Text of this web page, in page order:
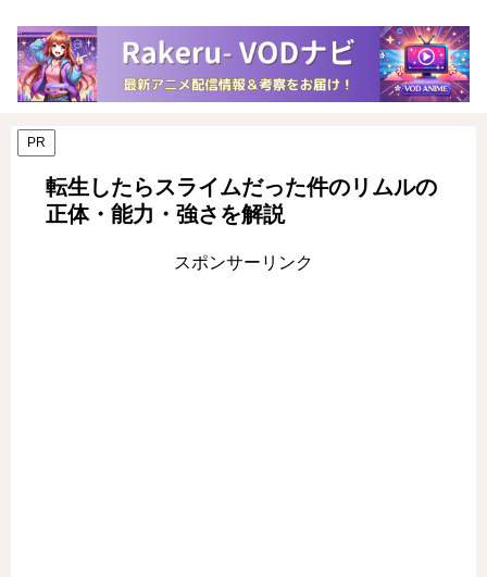
PR
転生したらスライムだった件のリムルの
正体・能力・強さを解説
スポンサーリンク